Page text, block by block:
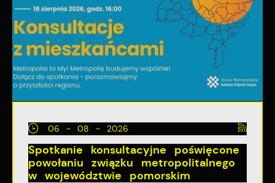
06 - 08 - 2026
Spotkanie konsultacyjne poświęcone
powołaniu związku metropolitalnego
w województwie pomorskim